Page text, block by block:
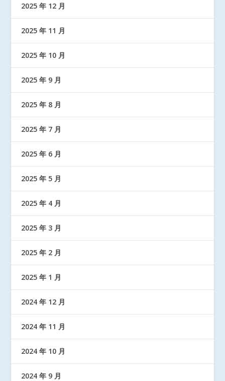
2025 年 12 月
2025 年 11 月
2025 年 10 月
2025 年 9 月
2025 年 8 月
2025 年 7 月
2025 年 6 月
2025 年 5 月
2025 年 4 月
2025 年 3 月
2025 年 2 月
2025 年 1 月
2024 年 12 月
2024 年 11 月
2024 年 10 月
2024 年 9 月